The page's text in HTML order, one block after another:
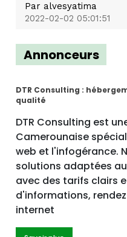
Paralvesyatima
2022-02-02 05:01:51
Annonceurs
DTR Consulting :
qualité
DTR Consulting est
Camerounaise
web et l'infogérance.
solutions adaptées
avec des tarifs clairs
d'informations,
internet